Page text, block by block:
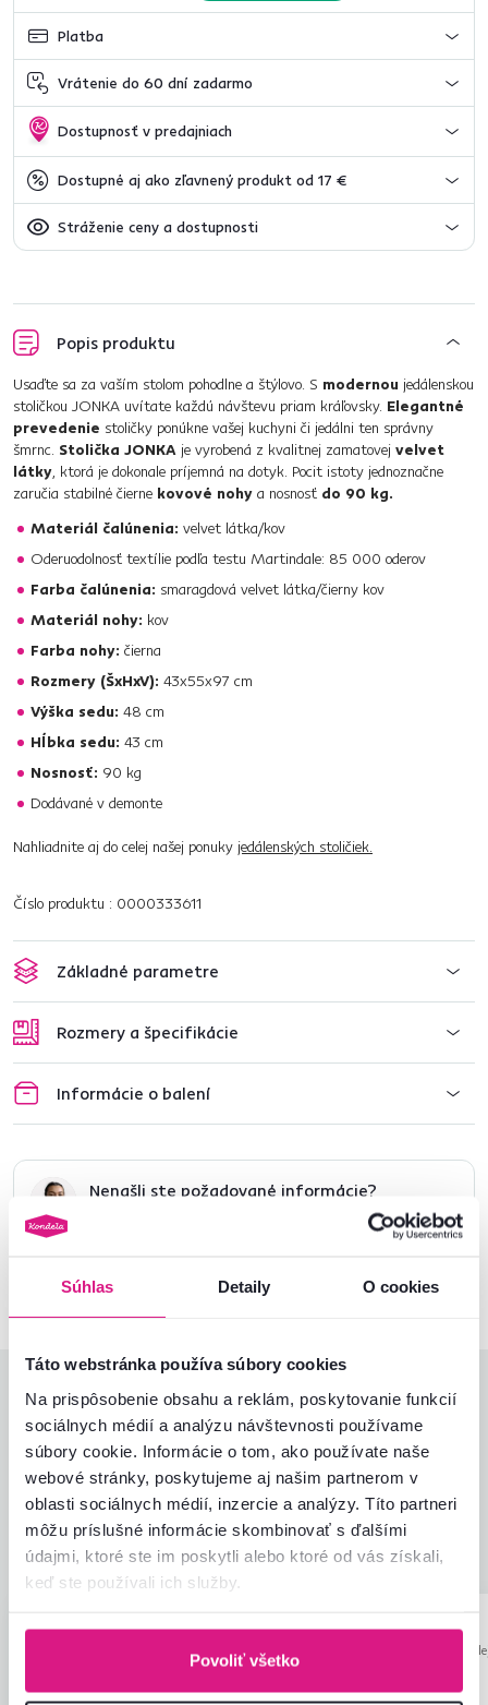
Súhlas Detaily O cookies
Táto webstránka používa súbory cookies
Na prispôsobenie obsahu a reklám, poskytovanie funkcií
sociálnych médií a analýzu návštevnosti používame
súbory cookie. Informácie o tom, ako používate naše
webové stránky, poskytujeme aj našim partnerom v
oblasti sociálnych médií, inzercie a analýzy. Títo partneri
môžu príslušné informácie skombinovať s ďalšími
údajmi, ktoré ste im poskytli alebo ktoré od vás získali,
keď ste používali ich služby.
Povoliť všetko
Platba
Vrátenie do 60 dní zadarmo
Dostupnosť v predajniach
Dostupné aj ako zľavnený produkt od 17 €
Stráženie ceny a dostupnosti
Popis produktu
Usaďte sa za vaším stolom pohodlne a štýlovo. S modernou jedálenskou
stoličkou JONKA uvítate každú návštevu priam kráľovsky. Elegantné
prevedenie stoličky ponúkne vašej kuchyni či jedálni ten správny
šmrnc. Stolička JONKA je vyrobená z kvalitnej zamatovej velvet
látky, ktorá je dokonale príjemná na dotyk. Pocit istoty jednoznačne
zaručia stabilné čierne kovové nohy a nosnosť do 90 kg.
Materiál čalúnenia: velvet látka/kov
Oderuodolnosť textílie podľa testu Martindale: 85 000 oderov
Farba čalúnenia: smaragdová velvet látka/čierny kov
Materiál nohy: kov
Farba nohy: čierna
Rozmery (ŠxHxV): 43x55x97 cm
Výška sedu: 48 cm
Hĺbka sedu: 43 cm
Nosnosť: 90 kg
Dodávané v demonte
Nahliadnite aj do celej našej ponuky jedálenských stoličiek.
Číslo produktu : 0000333611
Základné parametre
Rozmery a špecifikácie
Informácie o balení
Nenašli ste požadované informácie?
Hodnotenia produktu
4,8
47recenzií
Jednoduchosť montáže
4,8
Kvalita výrobku
4,7
Zodpovedá očakávaniam
4,8
Zabalenie výrobku
5,0
Pomer hodnoty a ceny
5,0
Eva G.
24.1.2024, Sliač, Slovensko
5hviezdičiek
Max.spokojnost
Ľubica O.
5.12.2025,
Som velmi spokojná s